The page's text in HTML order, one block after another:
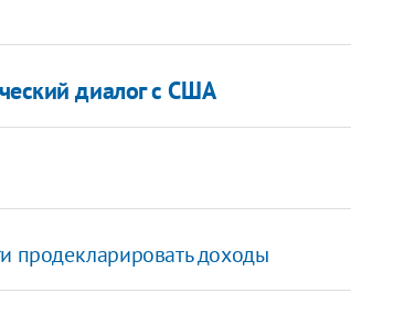
диалог с США
продекларировать доходы